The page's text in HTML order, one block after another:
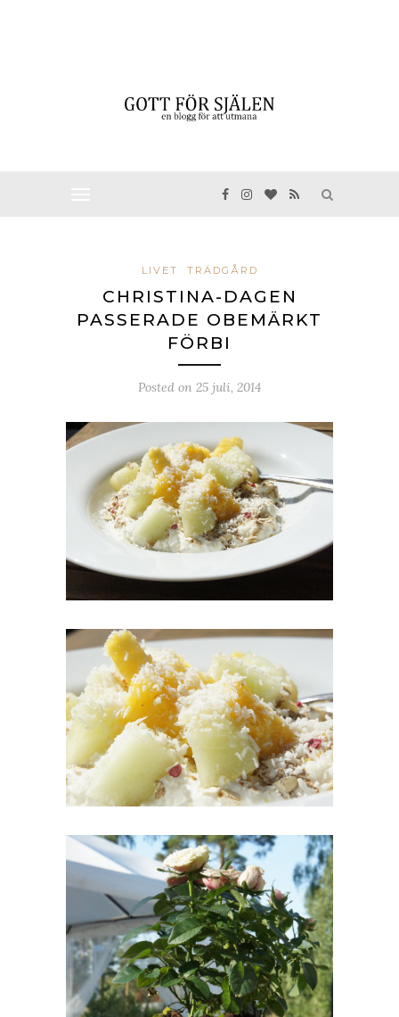
LIVET TRÄDGÅRD
CHRISTINA-DAGEN
PASSERADE OBEMÄRKT
FÖRBI
Posted on 25 juli, 2014